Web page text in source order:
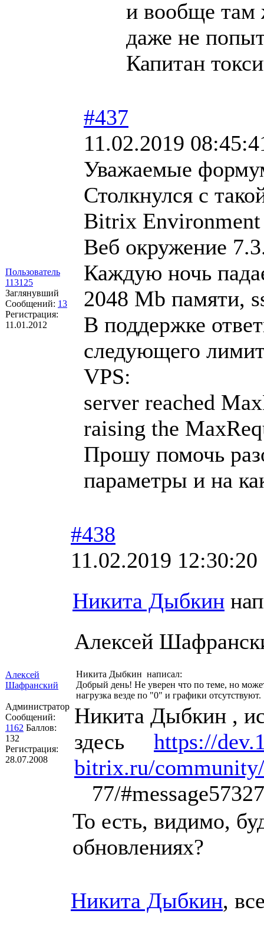
и вообще там
даже не
Капитан
Пользователь
113125
Заглянувший
Сообщений: 13
Регистрация:
11.01.2012
#437
11.02.2019
Уважаемые
Столкнулся с
Bitrix Environment
Веб окружение
Каждую ночь
2048 Mb памяти,
В поддержке
следующего
VPS:
server reached
raising the
Прошу помочь
параметры и на
Алексей
Шафранский
Администратор
Сообщений:
1162 Баллов:
132
Регистрация:
28.07.2008
#438
11.02.2019 12:30:20
Никита Дыбкин
Алексей
Никита Дыбкин написал:
Добрый день! Не уверен что по теме, но
нагрузка везде по "0" и графики отсутствуют.
Никита Дыбкин ,
здесь https://
bitrix.ru/community/
­77/
То есть, видимо,
обновлениях?
Никита Дыбкин,